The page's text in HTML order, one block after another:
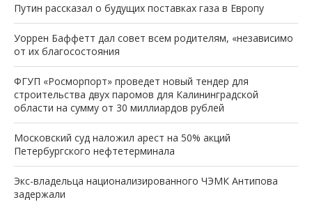
Путин рассказал о будущих поставках газа в Европу
Уоррен Баффетт дал совет всем родителям, «независимо
от их благосостояния
ФГУП «Росморпорт» проведет новый тендер для
строительства двух паромов для Калининградской
области на сумму от 30 миллиардов рублей
Московский суд наложил арест на 50% акций
Петербургского нефтетерминала
Экс-владельца национализированного ЧЭМК Антипова
задержали